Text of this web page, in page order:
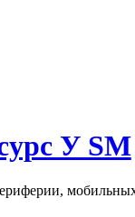
У SM
мобильных